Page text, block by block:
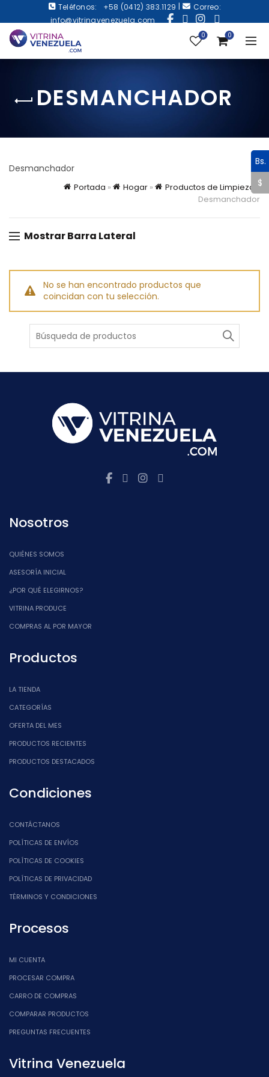
Teléfonos: +58 (0412) 383.1129 |
Correo:
info@vitrinavenezuela.com
0 0
DESMANCHADOR
Desmanchador
Portada » Hogar » Productos de Limpieza
»
Desmanchador
Mostrar Barra Lateral
No se han encontrado productos que
coincidan con tu selección.
Buscar
Nosotros
QUIÉNES SOMOS
ASESORÍA INICIAL
¿POR QUÉ ELEGIRNOS?
VITRINA PRODUCE
COMPRAS AL POR MAYOR
Productos
LA TIENDA
CATEGORÍAS
OFERTA DEL MES
PRODUCTOS RECIENTES
PRODUCTOS DESTACADOS
Condiciones
CONTÁCTANOS
POLÍTICAS DE ENVÍOS
POLÍTICAS DE COOKIES
POLÍTICAS DE PRIVACIDAD
TÉRMINOS Y CONDICIONES
Procesos
MI CUENTA
PROCESAR COMPRA
CARRO DE COMPRAS
COMPARAR PRODUCTOS
PREGUNTAS FRECUENTES
Vitrina Venezuela
Bs.
$